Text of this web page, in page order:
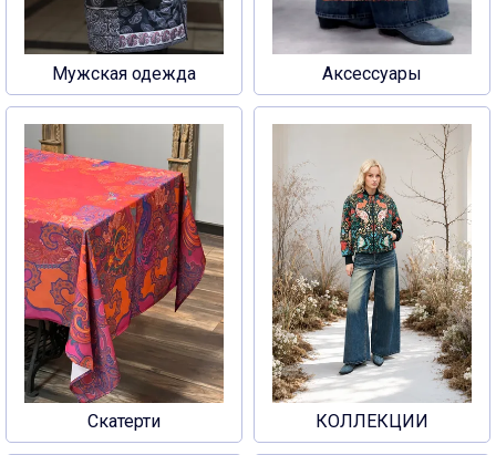
Мужская одежда Аксессуары
Скатерти КОЛЛЕКЦИИ